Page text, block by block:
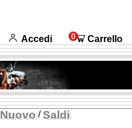
Accedi 0 Carrello
Nuovo/Saldi